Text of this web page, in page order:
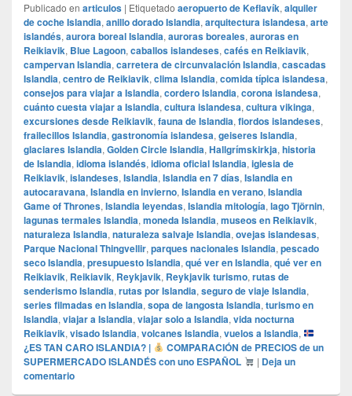
Publicado en articulos | Etiquetado aeropuerto de Keflavík, alquiler
de coche Islandia, anillo dorado Islandia, arquitectura islandesa, arte
islandés, aurora boreal Islandia, auroras boreales, auroras en
Reikiavik, Blue Lagoon, caballos islandeses, cafés en Reikiavik,
campervan Islandia, carretera de circunvalación Islandia, cascadas
Islandia, centro de Reikiavik, clima Islandia, comida típica islandesa,
consejos para viajar a Islandia, cordero Islandia, corona islandesa,
cuánto cuesta viajar a Islandia, cultura islandesa, cultura vikinga,
excursiones desde Reikiavik, fauna de Islandia, fiordos islandeses,
frailecillos Islandia, gastronomía islandesa, geiseres Islandia,
glaciares Islandia, Golden Circle Islandia, Hallgrímskirkja, historia
de Islandia, idioma islandés, idioma oficial Islandia, iglesia de
Reikiavik, islandeses, Islandia, Islandia en 7 días, Islandia en
autocaravana, Islandia en invierno, Islandia en verano, Islandia
Game of Thrones, Islandia leyendas, Islandia mitología, lago Tjörnin,
lagunas termales Islandia, moneda Islandia, museos en Reikiavik,
naturaleza Islandia, naturaleza salvaje Islandia, ovejas islandesas,
Parque Nacional Thingvellir, parques nacionales Islandia, pescado
seco Islandia, presupuesto Islandia, qué ver en Islandia, qué ver en
Reikiavik, Reikiavik, Reykjavik, Reykjavik turismo, rutas de
senderismo Islandia, rutas por Islandia, seguro de viaje Islandia,
series filmadas en Islandia, sopa de langosta Islandia, turismo en
Islandia, viajar a Islandia, viajar solo a Islandia, vida nocturna
Reikiavik, visado Islandia, volcanes Islandia, vuelos a Islandia,
¿ES TAN CARO ISLANDIA? |
COMPARACIÓN de PRECIOS de un
SUPERMERCADO ISLANDÉS con uno ESPAÑOL
| Deja un
comentario